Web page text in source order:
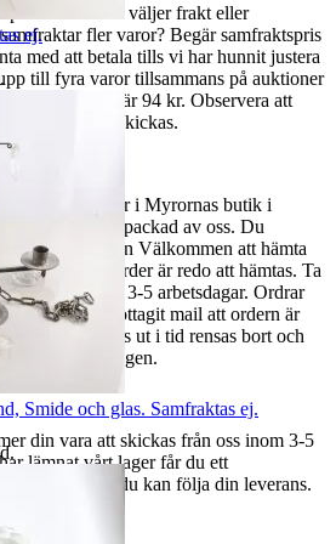
på Tradera och väljer frakt eller
fler varor? Begär samfraktspris
med att betala tills vi har hunnit justera
till fyra varor tillsammans på auktioner
är 94 kr. Observera att
inte kan skickas.
din order i Myrornas butik i
den har blivit packad av oss. Du
med rubriken Välkommen att hämta
när din order är redo att hämtas. Ta
är cirka 3-5 arbetsdagar. Ordrar
efter att man mottagit mail att ordern är
som ej hämtas ut i tid rensas bort och
återbetalningen.
din vara att skickas från oss inom 3-5
lämnat vårt lager får du ett
inom kort där du kan följa din leverans.
ej.
.
Smide och glas. Samfraktas ej.
.